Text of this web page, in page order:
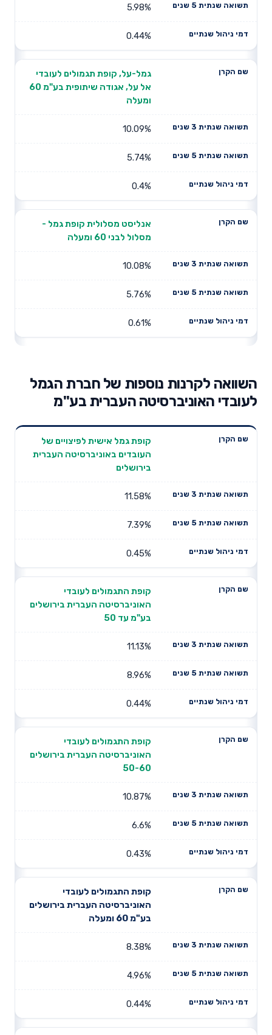
5.98%
0.44%
גמל-על, קופת תגמולים לעובדי
אל על, אגודה שיתופית בע"מ 60
ומעלה
10.09%
5.74%
0.4%
אנליסט מסלולית קופת גמל -
מסלול לבני 60 ומעלה
10.08%
5.76%
0.61%
השוואה לקרנות נוספות של חברת הגמל
לעובדי האוניברסיטה העברית בע"מ
שנתית 3
תשואה
שנתית 5
דמי ניהול
שנתיים
קופת גמל אישית לפיצויים של
העובדים באוניברסיטה העברית
בירושלים
11.58%
7.39%
0.45%
קופת התגמולים לעובדי
האוניברסיטה העברית בירושלים
בע"מ עד 50
11.13%
8.96%
0.44%
קופת התגמולים לעובדי
האוניברסיטה העברית בירושלים
50-60
10.87%
6.6%
0.43%
קופת התגמולים לעובדי
האוניברסיטה העברית בירושלים
בע"מ 60 ומעלה
8.38%
4.96%
0.44%